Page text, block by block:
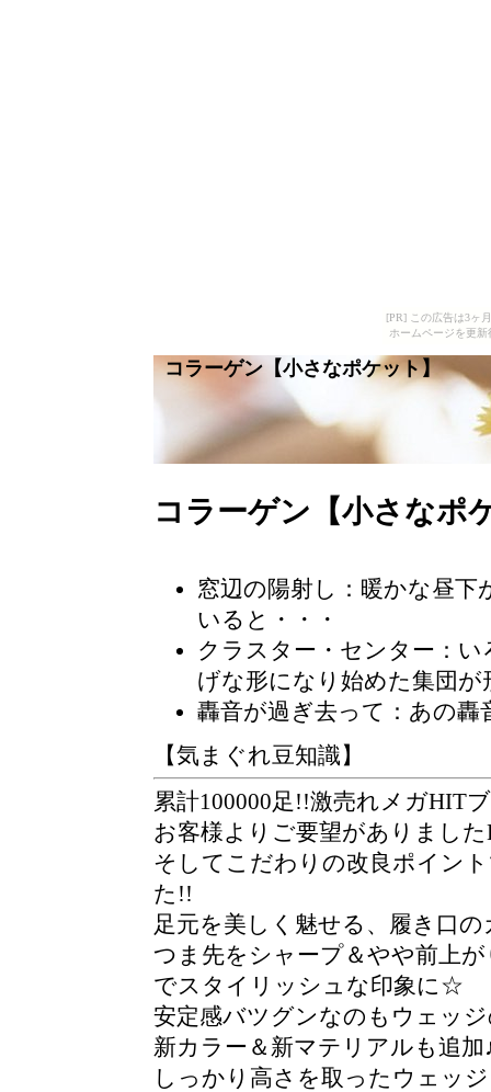
[PR] この広告は3ヶ
ホームページを更
コラーゲン【小さなポケット】
コラーゲン【小さなポ
窓辺の陽射し ：暖かな昼
いると・・・
クラスター・センター ：
げな形になり始めた集団が
轟音が過ぎ去って：あの
【気まぐれ豆知識】
累計100000足!!激売れメガHIT
お客様よりご要望がありまし
そしてこだわりの改良ポイン
た!!
足元を美しく魅せる、履き口
つま先をシャープ＆やや前上
でスタイリッシュな印象に☆
安定感バツグンなのもウェッ
新カラー＆新マテリアルも追加
しっかり高さを取ったウェッ